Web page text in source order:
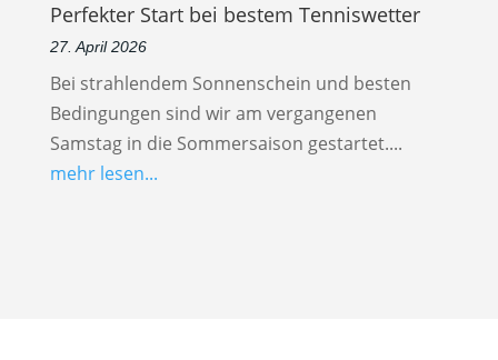
Perfekter Start bei bestem Tenniswetter
27. April 2026
Bei strahlendem Sonnenschein und besten
Bedingungen sind wir am vergangenen
Samstag in die Sommersaison gestartet....
mehr lesen...